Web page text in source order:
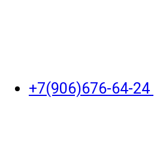
+7(906)676-64-24